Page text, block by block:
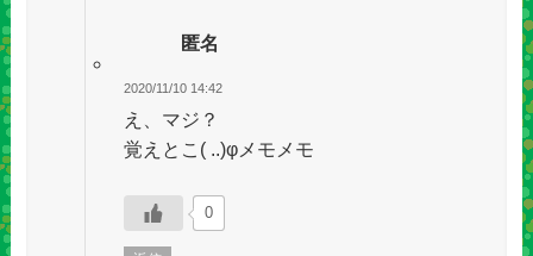
匿名
2020/11/10 14:42
え、マジ？
覚えとこ( ..)φメモメモ
0